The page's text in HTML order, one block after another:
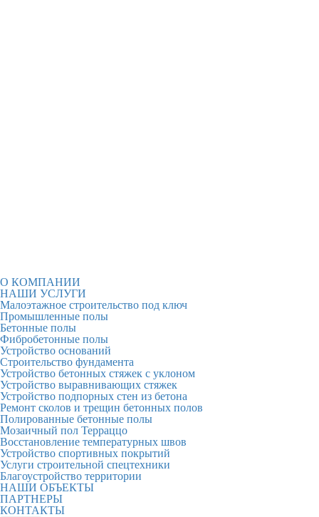
О КОМПАНИИ
НАШИ УСЛУГИ
Малоэтажное строительство под ключ
Промышленные полы
Бетонные полы
Фибробетонные полы
Устройство оснований
Строительство фундамента
Устройство бетонных стяжек с уклоном
Устройство выравнивающих стяжек
Устройство подпорных стен из бетона
Ремонт сколов и трещин бетонных полов
Полированные бетонные полы
Мозаичный пол Терраццо
Восстановление температурных швов
Устройство спортивных покрытий
Услуги строительной спецтехники
Благоустройство территории
НАШИ ОБЪЕКТЫ
ПАРТНЕРЫ
КОНТАКТЫ